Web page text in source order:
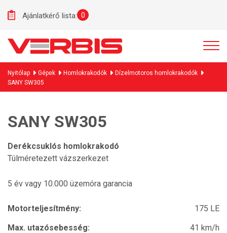
Ajánlatkérő lista: 0
Nyitólap Gépek Homlokrakodók
Dízelmotoros homlokrakodók
SANY SW305
SANY SW305
Derékcsuklós homlokrakodó
Túlméretezett vázszerkezet
5 év vagy 10.000 üzemóra garancia
Motorteljesítmény:
175 LE
Max. utazósebesség:
41 km/h